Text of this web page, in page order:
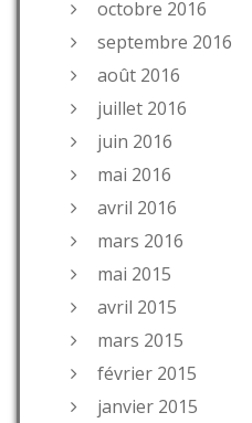
octobre 2016
septembre 2016
août 2016
juillet 2016
juin 2016
mai 2016
avril 2016
mars 2016
mai 2015
avril 2015
mars 2015
février 2015
janvier 2015